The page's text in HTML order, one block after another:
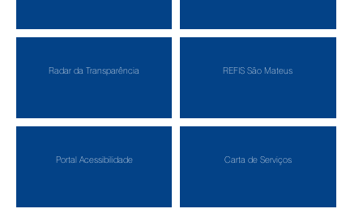
Radar da Transparência REFIS São Mateus
Portal Acessibilidade Carta de Serviços